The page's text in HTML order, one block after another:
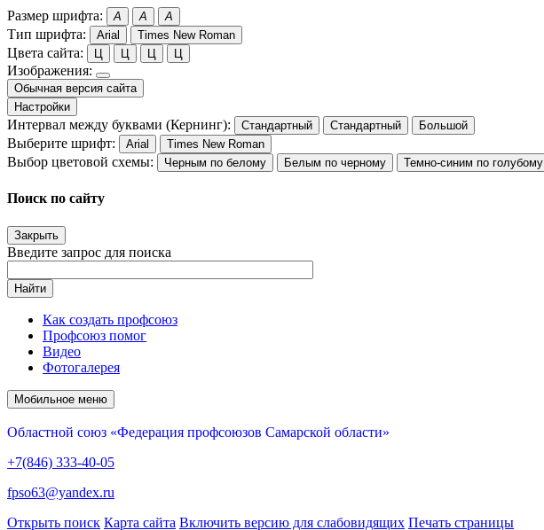
Размер шрифта: A A A
Тип шрифта: Arial Times New Roman
Цвета сайта: Ц Ц Ц Ц
Изображения:
Обычная версия сайта
Настройки
Интервал между буквами (Кернинг): Стандартный Стандартный Большой
Выберите шрифт: Arial Times New Roman
Выбор цветовой схемы: Черным по белому Белым по черному Темно-синим по голубому
Поиск по сайту
Закрыть
Введите запрос для поиска
Найти
Как создать профсоюз
Профсоюз помог
Видео
Фотогалерея
Мобильное меню
Областной союз «Федерация профсоюзов Самарской области»
+7(846) 333-40-05
fpso63@yandex.ru
Открыть поиск Карта сайта Включить версию для слабовидящих Печать страницы